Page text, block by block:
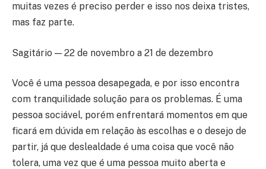
muitas vezes é preciso perder e isso nos deixa tristes,
mas faz parte.
Sagitário — 22 de novembro a 21 de dezembro
Você é uma pessoa desapegada, e por isso encontra
com tranquilidade solução para os problemas. É uma
pessoa sociável, porém enfrentará momentos em que
ficará em dúvida em relação às escolhas e o desejo de
partir, já que deslealdade é uma coisa que você não
tolera, uma vez que é uma pessoa muito aberta e